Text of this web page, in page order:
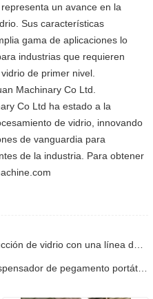
un avance en la
Sus características
gama de aplicaciones lo
industrias que requieren
de primer nivel.
Machinary Co Ltd.
Co Ltd ha estado a la
de vidrio, innovando
de vanguardia para
de la industria. Para obtener